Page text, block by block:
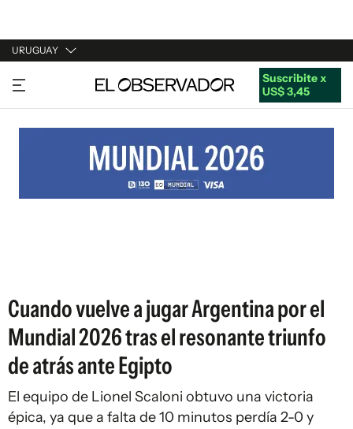
URUGUAY
URUGUAY
ARGENTINA
ESTADOS UNIDOS
Suscribite x
US$ 3,45
Cuando vuelve a jugar Argentina por el
Mundial 2026 tras el resonante triunfo
de atrás ante Egipto
El equipo de Lionel Scaloni obtuvo una victoria
épica, ya que a falta de 10 minutos perdía 2-0 y